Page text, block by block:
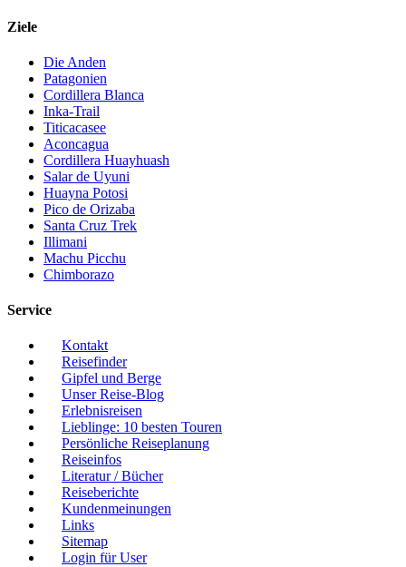
Ziele
Die Anden
Patagonien
Cordillera Blanca
Inka-Trail
Titicacasee
Aconcagua
Cordillera Huayhuash
Salar de Uyuni
Huayna Potosi
Pico de Orizaba
Santa Cruz Trek
Illimani
Machu Picchu
Chimborazo
Service
Kontakt
Reisefinder
Gipfel und Berge
Unser Reise-Blog
Erlebnisreisen
Lieblinge: 10 besten Touren
Persönliche Reiseplanung
Reiseinfos
Literatur / Bücher
Reiseberichte
Kundenmeinungen
Links
Sitemap
Login für User